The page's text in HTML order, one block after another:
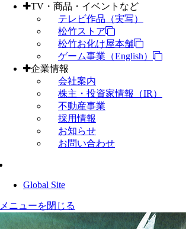
TV・商品・イベントなど
テレビ作品（実写）
松竹ストア
松竹お化け屋本舗
ゲーム事業（English）
企業情報
会社案内
株主・投資家情報（IR）
不動産事業
採用情報
お知らせ
お問い合わせ
Global Site
メニューを閉じる